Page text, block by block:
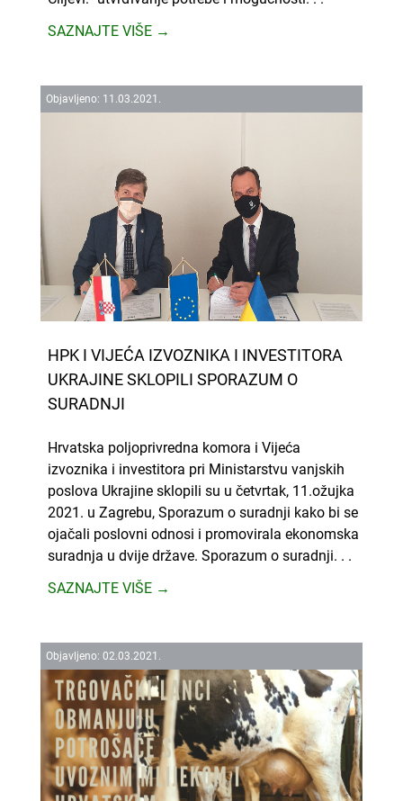
SAZNAJTE VIŠE →
Objavljeno: 11.03.2021.
HPK I VIJEĆA IZVOZNIKA I INVESTITORA
UKRAJINE SKLOPILI SPORAZUM O
SURADNJI
Hrvatska poljoprivredna komora i Vijeća
izvoznika i investitora pri Ministarstvu vanjskih
poslova Ukrajine sklopili su u četvrtak, 11.ožujka
2021. u Zagrebu, Sporazum o suradnji kako bi se
ojačali poslovni odnosi i promovirala ekonomska
suradnja u dvije države. Sporazum o suradnji. . .
SAZNAJTE VIŠE →
Objavljeno: 02.03.2021.